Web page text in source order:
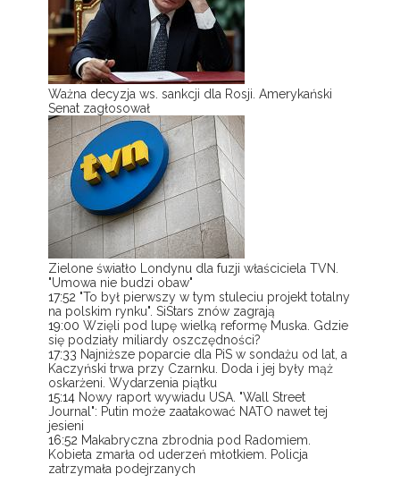
Ważna decyzja ws. sankcji dla Rosji. Amerykański
Senat zagłosował
Zielone światło Londynu dla fuzji właściciela TVN.
"Umowa nie budzi obaw"
17:52 "To był pierwszy w tym stuleciu projekt totalny
na polskim rynku". SiStars znów zagrają
19:00 Wzięli pod lupę wielką reformę Muska. Gdzie
się podziały miliardy oszczędności?
17:33 Najniższe poparcie dla PiS w sondażu od lat, a
Kaczyński trwa przy Czarnku. Doda i jej były mąż
oskarżeni. Wydarzenia piątku
15:14 Nowy raport wywiadu USA. "Wall Street
Journal": Putin może zaatakować NATO nawet tej
jesieni
16:52 Makabryczna zbrodnia pod Radomiem.
Kobieta zmarła od uderzeń młotkiem. Policja
zatrzymała podejrzanych